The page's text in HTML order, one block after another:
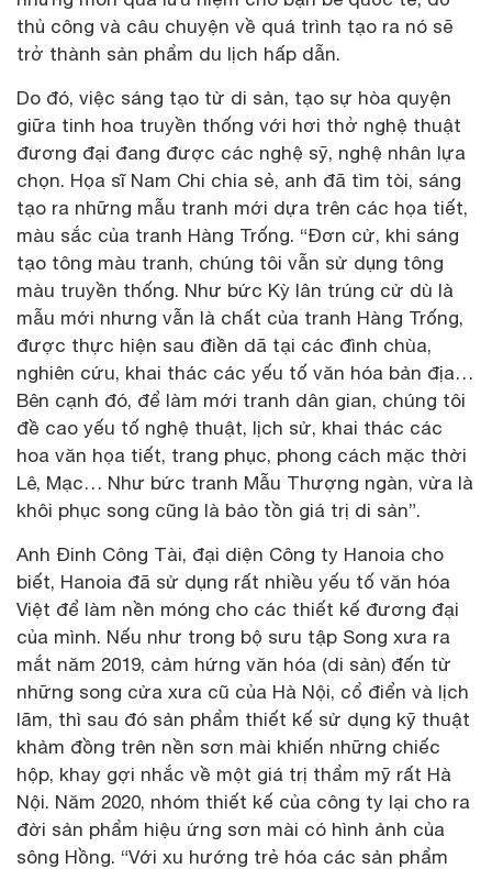
thủ công và câu chuyện về quá trình tạo ra nó sẽ
trở thành sản phẩm du lịch hấp dẫn.
Do đó, việc sáng tạo từ di sản, tạo sự hòa quyện
giữa tinh hoa truyền thống với hơi thở nghệ thuật
đương đại đang được các nghệ sỹ, nghệ nhân lựa
chọn. Họa sĩ Nam Chi chia sẻ, anh đã tìm tòi, sáng
tạo ra những mẫu tranh mới dựa trên các họa tiết,
màu sắc của tranh Hàng Trống. “Đơn cử, khi sáng
tạo tông màu tranh, chúng tôi vẫn sử dụng tông
màu truyền thống. Như bức Kỳ lân trúng cử dù là
mẫu mới nhưng vẫn là chất của tranh Hàng Trống,
được thực hiện sau điền dã tại các đình chùa,
nghiên cứu, khai thác các yếu tố văn hóa bản địa…
Bên cạnh đó, để làm mới tranh dân gian, chúng tôi
đề cao yếu tố nghệ thuật, lịch sử, khai thác các
hoa văn họa tiết, trang phục, phong cách mặc thời
Lê, Mạc… Như bức tranh Mẫu Thượng ngàn, vừa là
khôi phục song cũng là bảo tồn giá trị di sản”.
Anh Đinh Công Tài, đại diện Công ty Hanoia cho
biết, Hanoia đã sử dụng rất nhiều yếu tố văn hóa
Việt để làm nền móng cho các thiết kế đương đại
của mình. Nếu như trong bộ sưu tập Song xưa ra
mắt năm 2019, cảm hứng văn hóa (di sản) đến từ
những song cửa xưa cũ của Hà Nội, cổ điển và lịch
lãm, thì sau đó sản phẩm thiết kế sử dụng kỹ thuật
khảm đồng trên nền sơn mài khiến những chiếc
hộp, khay gợi nhắc về một giá trị thẩm mỹ rất Hà
Nội. Năm 2020, nhóm thiết kế của công ty lại cho ra
đời sản phẩm hiệu ứng sơn mài có hình ảnh của
sông Hồng. “Với xu hướng trẻ hóa các sản phẩm